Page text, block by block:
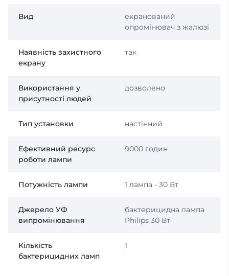
Вид
екранований
опромінювач з жалюзі
Наявність захистного
екрану
так
Використання у
присутності людей
дозволено
Тип установки настінний
Ефективний ресурс
роботи лампи
9000 годин
Потужність лампи 1 лампа - 30 Вт
Джерело УФ
випромінювання
бактерицидна лампа
Philips 30 Вт
Кількість
бактерицидних ламп
1